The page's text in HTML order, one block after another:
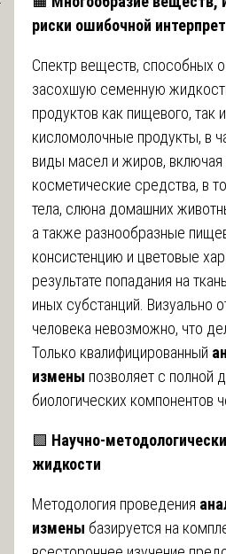
риски ошибочной
Спектр веществ, способных
засохшую семенную
продуктов как пищевого,
кисломолочные продукты, в
виды масел и жиров, включая
косметические средства, в
тела, слюна домашних
а также разнообразные
консистенцию и цветовые
результате попадания на
иных субстанций. Визуально
человека невозможно, что
Только квалифицированный
измены позволяет с полной
биологических компонентов
🟩 Научно-
жидкости
Методология проведения
измены базируется на